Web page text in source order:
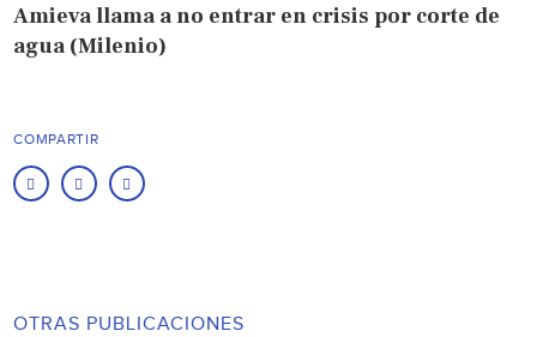
Amieva llama a no entrar en crisis por corte de
agua (Milenio)
COMPARTIR
OTRAS PUBLICACIONES